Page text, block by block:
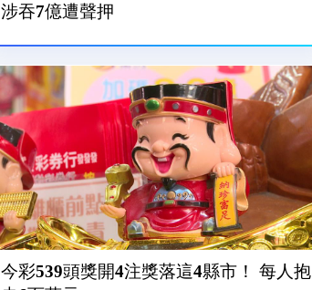
涉吞7億遭聲押
今彩539頭獎開4注獎落這4縣市！ 每人抱